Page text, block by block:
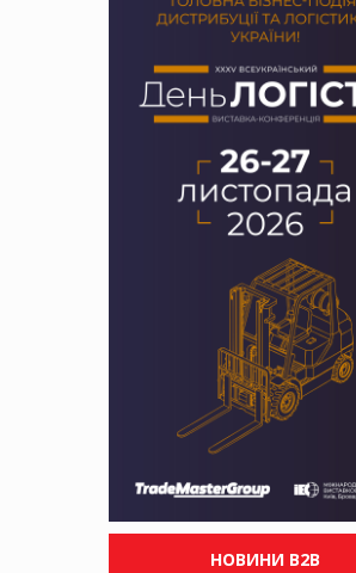
НОВИНИ B2B